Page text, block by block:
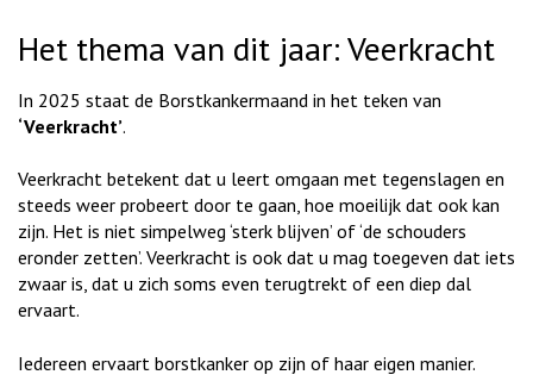
Het thema van dit jaar: Veerkracht
In 2025 staat de Borstkankermaand in het teken van
‘Veerkracht’.
Veerkracht betekent dat u leert omgaan met tegenslagen en
steeds weer probeert door te gaan, hoe moeilijk dat ook kan
zijn. Het is niet simpelweg ‘sterk blijven’ of ‘de schouders
eronder zetten’. Veerkracht is ook dat u mag toegeven dat iets
zwaar is, dat u zich soms even terugtrekt of een diep dal
ervaart.
Iedereen ervaart borstkanker op zijn of haar eigen manier.